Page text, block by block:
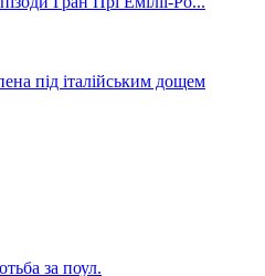
під італійським дощем